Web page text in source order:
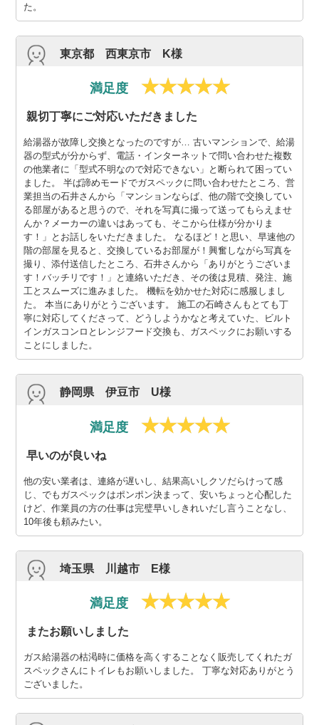
た。
東京都 西東京市 K様
満足度
親切丁寧にご対応いただきました
給湯器が故障し交換となったのですが… 古いマンションで、給湯
器の型式が分からず、電話・インターネットで問い合わせた複数
の他業者に「型式不明なので対応できない」と断られて困ってい
ました。 半ば諦めモードでガスペックに問い合わせたところ、営
業担当の石井さんから「マンションならば、他の階で交換してい
る部屋があると思うので、それを写真に撮って送ってもらえませ
んか？メーカーの違いはあっても、そこから仕様が分かりま
す！」とお話しをいただきました。 なるほど！と思い、早速他の
階の部屋を見ると、交換しているお部屋が！興奮しながら写真を
撮り、添付送信したところ、石井さんから「ありがとうございま
す！バッチリです！」と連絡いただき、その後は見積、発注、施
工とスムーズに進みました。 機転を効かせた対応に感服しまし
た。 本当にありがとうございます。 施工の石崎さんもとても丁
寧に対応してくださって、どうしようかなと考えていた、ビルト
インガスコンロとレンジフード交換も、ガスペックにお願いする
ことにしました。
静岡県 伊豆市 U様
満足度
早いのが良いね
他の安い業者は、連絡が遅いし、結果高いしクソだらけって感
じ、でもガスペックはポンポン決まって、安いちょっと心配した
けど、作業員の方の仕事は完璧早いしきれいだし言うことなし、
10年後も頼みたい。
埼玉県 川越市 E様
満足度
またお願いしました
ガス給湯器の枯渇時に価格を高くすることなく販売してくれたガ
スペックさんにトイレもお願いしました。 丁寧な対応ありがとう
ございました。